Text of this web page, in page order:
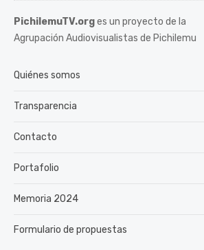
PichilemuTV.orges un proyecto de la
Agrupación Audiovisualistas de Pichilemu
Quiénes somos
Transparencia
Contacto
Portafolio
Memoria 2024
Formulario de propuestas